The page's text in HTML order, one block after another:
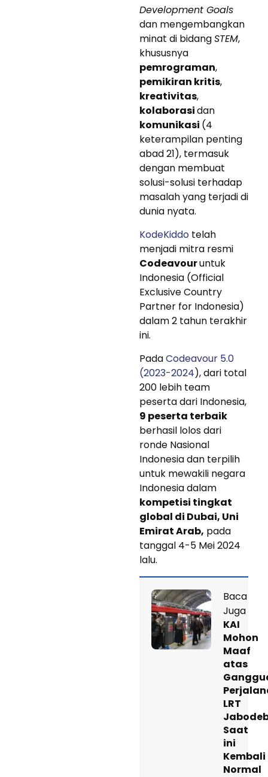
Development Goals
dan mengembangkan
minat di bidangSTEM,
khususnya
pemrograman,
pemikiran kritis,
kreativitas,
kolaborasidan
komunikasi (4
keterampilan penting
abad 21), termasuk
dengan membuat
solusi-solusi terhadap
masalah yang terjadi di
dunia nyata.
KodeKiddo telah
menjadi mitra resmi
Codeavouruntuk
Indonesia (Official
Exclusive Country
Partner for Indonesia)
dalam 2 tahun terakhir
ini.
PadaCodeavour 5.0
(2023-2024), dari total
200 lebih team
peserta dari Indonesia,
9 peserta terbaik
berhasil lolos dari
ronde Nasional
Indonesia dan terpilih
untuk mewakili negara
Indonesia dalam
kompetisi tingkat
global di Dubai, Uni
Emirat Arab, pada
tanggal 4-5 Mei 2024
lalu.
Baca
Juga
KAI
Mohon
Maaf
atas
LRT
Saat
ini
Kembali
Normal